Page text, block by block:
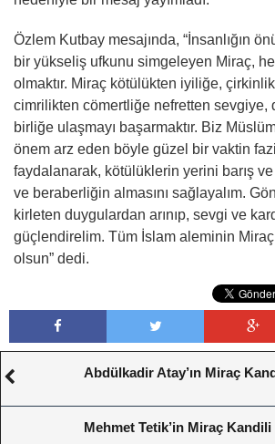
Özlem Kutbay mesajında, “İnsanlığın
bir yükseliş ufkunu simgeleyen Miraç,
olmaktır. Miraç kötülükten iyiliğe,
cimrilikten cömertliğe nefretten sevgiye,
birliğe ulaşmayı başarmaktır. Biz
önem arz eden böyle güzel bir vaktin
faydalanarak, kötülüklerin yerini barış
ve beraberliğin almasını sağlayalım.
kirleten duygulardan arınıp, sevgi ve
güçlendirelim. Tüm İslam aleminin
olsun” dedi.
Abdülkadir Atay’ın Miraç
Mehmet Tetik’in Miraç Kandili